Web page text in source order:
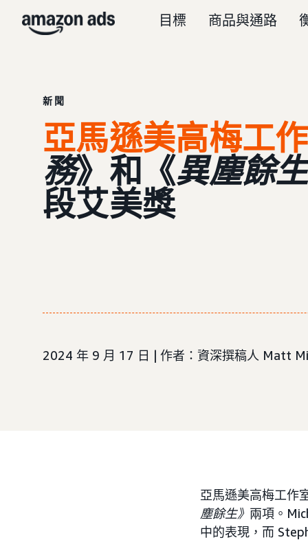
目標 商品與通路
新聞
亞馬遜美高梅工
務》和《異塵餘生
段艾美獎
2024 年 9 月 17 日 | 作者：資深撰稿人 Matt
亞馬遜美高梅工作
塵餘生》 兩項。
中的表現，而